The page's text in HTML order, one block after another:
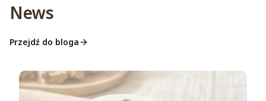
News
Przejdź do bloga